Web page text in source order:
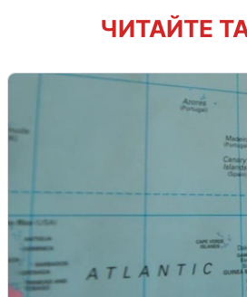
ЧИТАЙТЕ